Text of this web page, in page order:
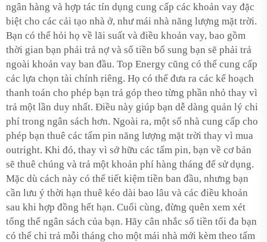
ngân hàng và hợp tác tín dụng cung cấp các khoản vay đặc
biệt cho các cải tạo nhà ở, như mái nhà năng lượng mặt trời.
Bạn có thể hỏi họ về lãi suất và điều khoản vay, bao gồm
thời gian bạn phải trả nợ và số tiền bổ sung bạn sẽ phải trả
ngoài khoản vay ban đầu. Top Energy cũng có thể cung cấp
các lựa chọn tài chính riêng. Họ có thể đưa ra các kế hoạch
thanh toán cho phép bạn trả góp theo từng phần nhỏ thay vì
trả một lần duy nhất. Điều này giúp bạn dễ dàng quản lý chi
phí trong ngân sách hơn. Ngoài ra, một số nhà cung cấp cho
phép bạn thuê các tấm pin năng lượng mặt trời thay vì mua
outright. Khi đó, thay vì sở hữu các tấm pin, bạn về cơ bản
sẽ thuê chúng và trả một khoản phí hàng tháng để sử dụng.
Mặc dù cách này có thể tiết kiệm tiền ban đầu, nhưng bạn
cần lưu ý thời hạn thuê kéo dài bao lâu và các điều khoản
sau khi hợp đồng hết hạn. Cuối cùng, đừng quên xem xét
tổng thể ngân sách của bạn. Hãy cân nhắc số tiền tối đa bạn
có thể chi trả mỗi tháng cho một mái nhà mới kèm theo tấm